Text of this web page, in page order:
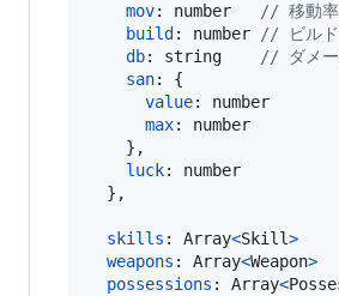
mov: number
// 移動率
build : number // ビルド
db: string
// ダメー
san: {
value: number
max: number
} ,
luck: number
} ,
skills : Array<Skill>
weapons : Array<Weapon>
possessions : Array<